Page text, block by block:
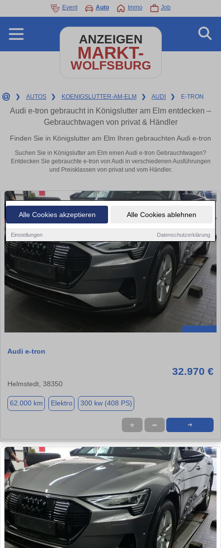
Alle Cookies akzeptieren Alle Cookies ablehnen
Einstellungen Datenschutzerklärung
Event Auto Immo Job
ANZEIGEN
MARKT-
WOLFSBURG
❯ AUTOS ❯ KOENIGSLUTTER-AM-ELM ❯ AUDI ❯ E-TRON
Audi e-tron gebraucht in Königslutter am Elm entdecken –
Gebrauchtwagen von privat & Händler
Finden Sie in Königslutter am Elm Ihren gebrauchten Audi e-tron
Suchen Sie in Königslutter am Elm einen Audi e-tron Gebrauchtwagen?
Entdecken Sie gebrauchte e-tron von Audi in verschiedenen Ausführungen
und Preisklassen von privat und vom Händler.
Audi e-tron
32.970 €
Helmstedt, 38350
62.000 km Elektro 300 kw (408 PS)
★ ➦ ➜